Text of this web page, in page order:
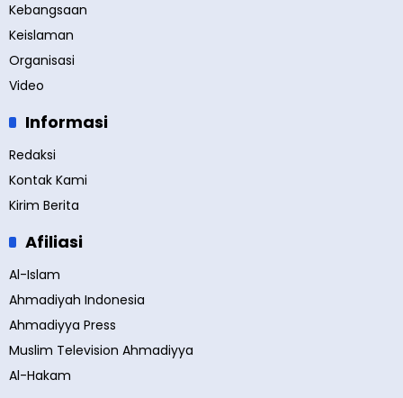
Kebangsaan
Keislaman
Organisasi
Video
Informasi
Redaksi
Kontak Kami
Kirim Berita
Afiliasi
Al-Islam
Ahmadiyah Indonesia
Ahmadiyya Press
Muslim Television Ahmadiyya
Al-Hakam